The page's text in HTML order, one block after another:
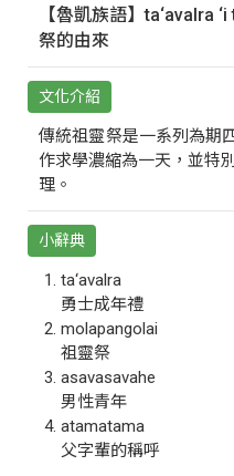
【魯凱族語】ta‘avalra
祭的由來
文化介紹
傳統祖靈祭是一系列為期
作求學濃縮為一天，並特
理。
小辭典
ta‘avalra
勇士成年禮
molapangolai
祖靈祭
asavasavahe
男性青年
atamatama
父字輩的稱呼